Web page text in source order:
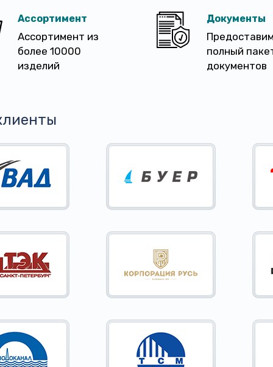
Ассортимент
Ассортимент из
более 10000
изделий
Документы
Предоставим
полный
документов